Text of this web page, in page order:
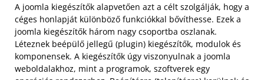
A joomla kiegészítők alapvetően azt a célt szolgálják, hogy a
céges honlapját különböző funkciókkal bővíthesse. Ezek a
joomla kiegészítők három nagy csoportba oszlanak.
Léteznek beépülő jellegű (plugin) kiegészítők, modulok és
komponensek. A kiegészítők úgy viszonyulnak a joomla
weboldalakhoz, mint a programok, szoftverek egy